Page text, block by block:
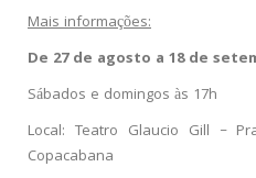
Mais informações:
De 27 de agosto a 18 de
Sábados e domingos às 17h
Local: Teatro Glaucio Gill –
Copacabana